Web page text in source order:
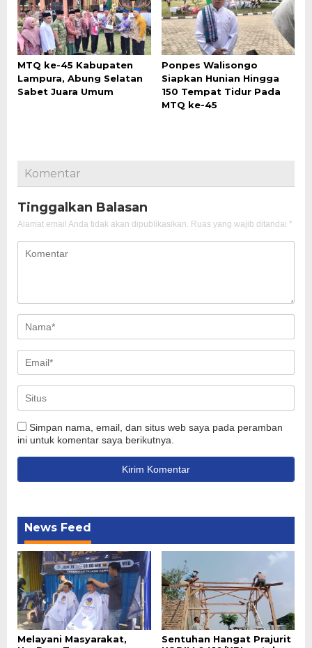
MTQ ke-45 Kabupaten
Lampura, Abung Selatan
Sabet Juara Umum
Ponpes Walisongo
Siapkan Hunian Hingga
150 Tempat Tidur Pada
MTQ ke-45
Komentar
Tinggalkan Balasan
Alamat email Anda tidak akan dipublikasikan. Ruas yang wajib ditandai *
Simpan nama, email, dan situs web saya pada peramban
ini untuk komentar saya berikutnya.
News Feed
Melayani Masyarakat,
Sentuhan Hangat Prajurit